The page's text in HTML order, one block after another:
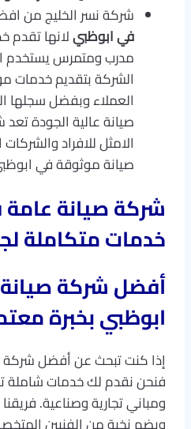
شركة نسر الخليج من
في ابوظبيلانها
مدرب ومتمرس يستخدم
الشركة بتقديم خدمات
العملاء وبفضل سجلها
صيانة عالية الجودة تعد
الامثل للافراد
صيانة موثوقة في
شركة صيانة
خدمات متكاملة
أفضل شركة
ابوظبي بخبرة
إذا كنت تبحث عن أفضل شركة
فنحن نقدم لك خدمات شاملة
ومباني تجارية وصناعية.